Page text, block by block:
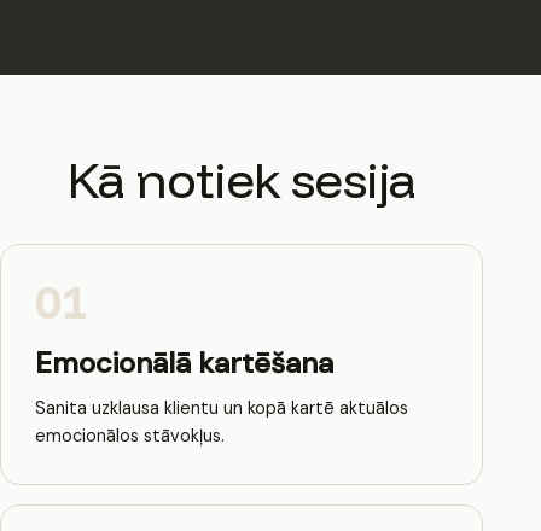
Kā notiek sesija
01
Emocionālā kartēšana
Sanita uzklausa klientu un kopā kartē aktuālos
emocionālos stāvokļus.